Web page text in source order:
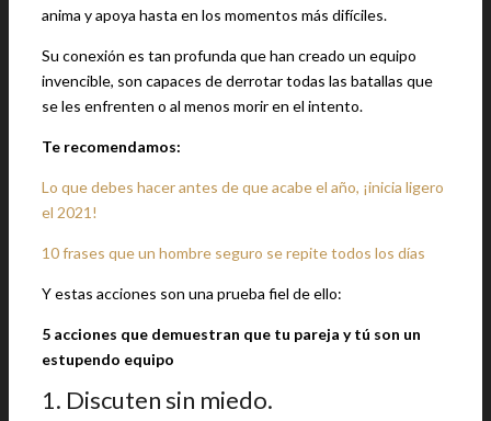
anima y apoya hasta en los momentos más difíciles.
Su conexión es tan profunda que han creado un equipo
invencible, son capaces de derrotar todas las batallas que
se les enfrenten o al menos morir en el intento.
Te recomendamos:
Lo que debes hacer antes de que acabe el año, ¡inicia ligero
el 2021!
10 frases que un hombre seguro se repite todos los días
Y estas acciones son una prueba fiel de ello:
5 acciones que demuestran que tu pareja y tú son un
estupendo equipo
1. Discuten sin miedo.